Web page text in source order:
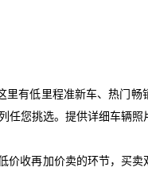
有低里程准新车、热门
您挑选。提供详细车辆
价收再加价卖的环节，买